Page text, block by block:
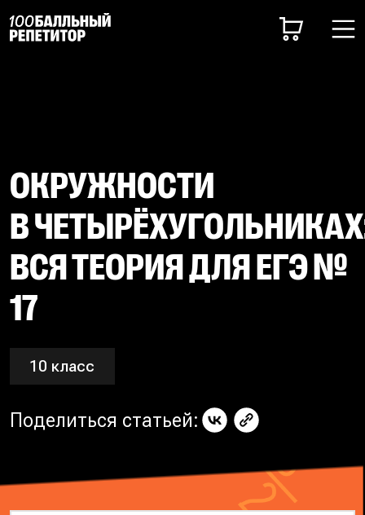
ОКРУЖНОСТИ
В
ВСЯ ТЕОРИЯ ДЛЯ ЕГЭ №
17
10 класс
Поделиться статьей: